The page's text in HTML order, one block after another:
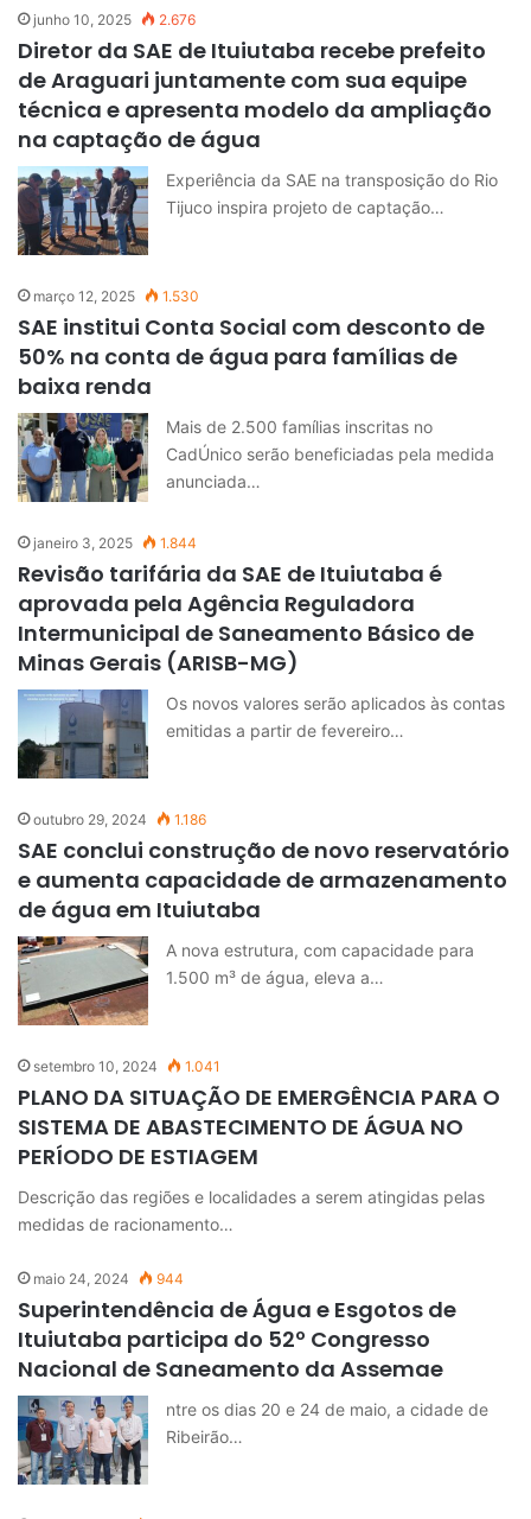
junho 10, 2025 2.676
Diretor da SAE de Ituiutaba recebe prefeito
de Araguari juntamente com sua equipe
técnica e apresenta modelo da ampliação
na captação de água
Experiência da SAE na transposição do Rio
Tijuco inspira projeto de captação…
março 12, 2025 1.530
SAE institui Conta Social com desconto de
50% na conta de água para famílias de
baixa renda
Mais de 2.500 famílias inscritas no
CadÚnico serão beneficiadas pela medida
anunciada…
janeiro 3, 2025 1.844
Revisão tarifária da SAE de Ituiutaba é
aprovada pela Agência Reguladora
Intermunicipal de Saneamento Básico de
Minas Gerais (ARISB-MG)
Os novos valores serão aplicados às contas
emitidas a partir de fevereiro…
outubro 29, 2024 1.186
SAE conclui construção de novo reservatório
e aumenta capacidade de armazenamento
de água em Ituiutaba
A nova estrutura, com capacidade para
1.500 m³ de água, eleva a…
setembro 10, 2024 1.041
PLANO DA SITUAÇÃO DE EMERGÊNCIA PARA O
SISTEMA DE ABASTECIMENTO DE ÁGUA NO
PERÍODO DE ESTIAGEM
Descrição das regiões e localidades a serem atingidas pelas
medidas de racionamento…
maio 24, 2024 944
Superintendência de Água e Esgotos de
Ituiutaba participa do 52º Congresso
Nacional de Saneamento da Assemae
ntre os dias 20 e 24 de maio, a cidade de
Ribeirão…